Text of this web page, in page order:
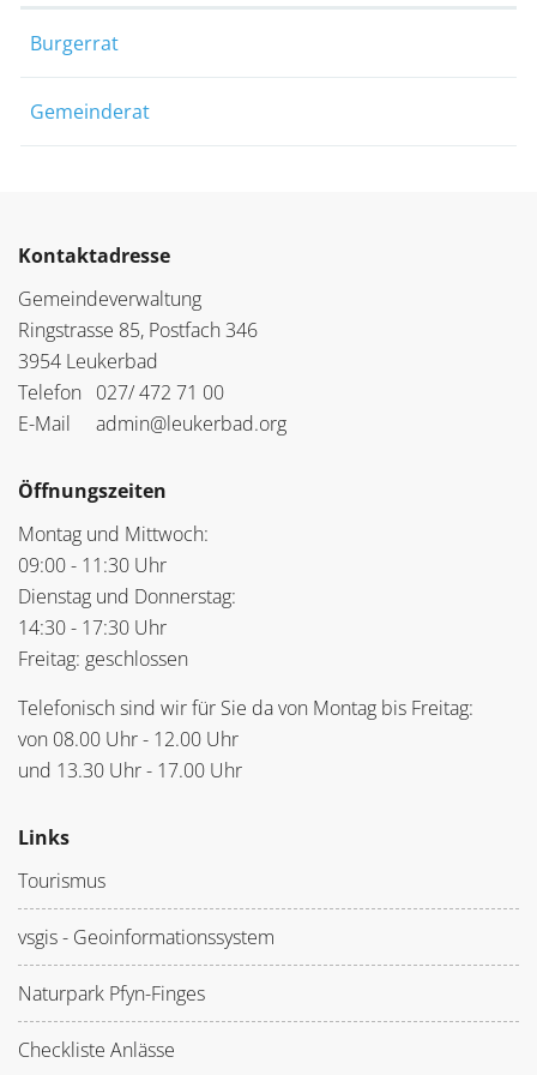
Burgerrat
Gemeinderat
Kontaktadresse
Gemeindeverwaltung
Ringstrasse 85, Postfach 346
3954 Leukerbad
Telefon 027/ 472 71 00
E-Mail
admin@leukerbad.org
Öffnungszeiten
Montag und Mittwoch:
09:00 - 11:30 Uhr
Dienstag und Donnerstag:
14:30 - 17:30 Uhr
Freitag: geschlossen
Telefonisch sind wir für Sie da von Montag bis Freitag:
von 08.00 Uhr - 12.00 Uhr
und 13.30 Uhr - 17.00 Uhr
Links
Tourismus
vsgis - Geoinformationssystem
Naturpark Pfyn-Finges
Checkliste Anlässe